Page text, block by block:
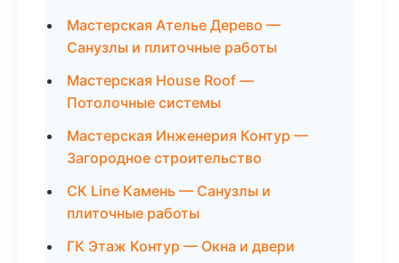
Мастерская Ателье Дерево —
Санузлы и плиточные работы
Мастерская House Roof —
Потолочные системы
Мастерская Инженерия Контур —
Загородное строительство
СК Line Камень — Санузлы и
плиточные работы
ГК Этаж Контур — Окна и двери